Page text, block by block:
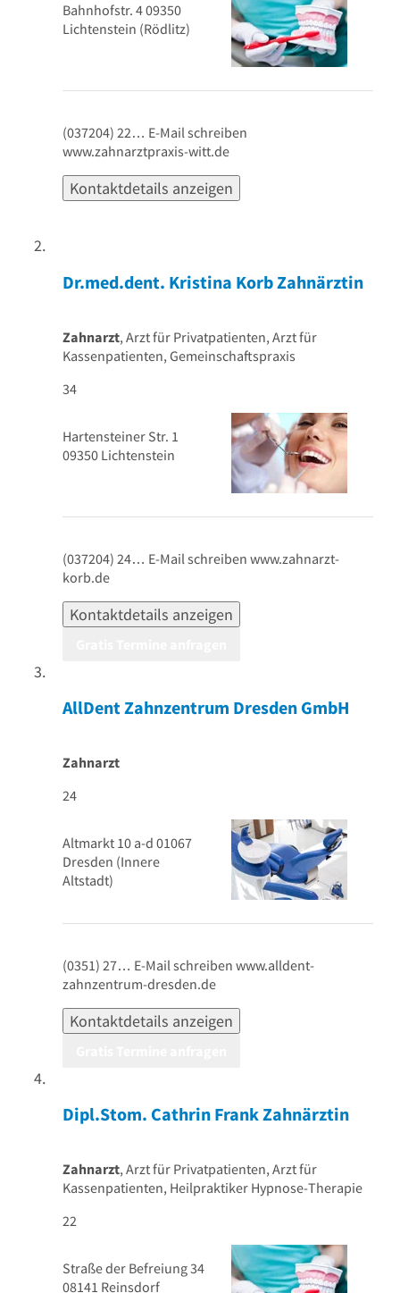
Bahnhofstr. 409350
Lichtenstein (Rödlitz)
(037204) 22… E-Mail schreiben
www.zahnarztpraxis-witt.de
Kontaktdetails anzeigen
Dr.med.dent. Kristina Korb Zahnärztin
Zahnarzt, Arzt für Privatpatienten, Arzt für
Kassenpatienten, Gemeinschaftspraxis
34
Hartensteiner Str. 1
09350 Lichtenstein
(037204) 24… E-Mail schreiben www.zahnarzt-
korb.de
Kontaktdetails anzeigen
AllDent Zahnzentrum Dresden GmbH
Zahnarzt
24
Altmarkt 10 a-d 01067
Dresden (Innere
Altstadt)
(0351) 27… E-Mail schreiben www.alldent-
zahnzentrum-dresden.de
Kontaktdetails anzeigen
Dipl.Stom. Cathrin Frank Zahnärztin
Zahnarzt, Arzt für Privatpatienten, Arzt für
Kassenpatienten, Heilpraktiker Hypnose-Therapie
22
Straße der Befreiung 34
08141 Reinsdorf